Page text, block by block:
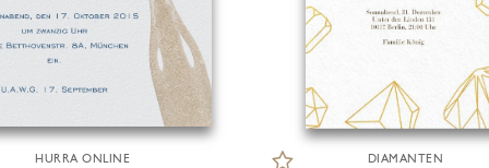
HURRA ONLINE
DIAMANTEN